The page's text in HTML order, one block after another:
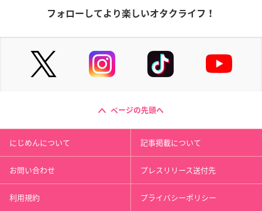
フォローしてより楽しいオタクライフ！
ページの先頭へ
にじめんについて 記事掲載について
お問い合わせ プレスリリース送付先
利用規約 プライバシーポリシー